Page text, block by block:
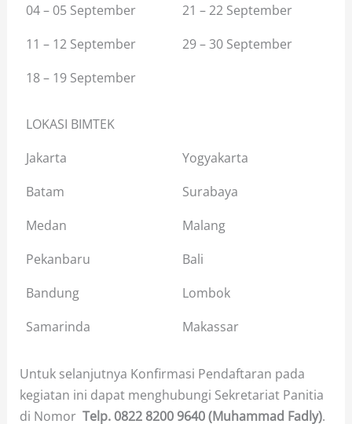
04 – 05 September
21 – 22 September
11 – 12 September
29 – 30 September
18 – 19 September
LOKASI BIMTEK
Jakarta
Yogyakarta
Batam
Surabaya
Medan
Malang
Pekanbaru
Bali
Bandung
Lombok
Samarinda
Makassar
Untuk selanjutnya Konfirmasi Pendaftaran pada
kegiatan ini dapat menghubungi Sekretariat Panitia
di Nomor Telp. 0822 8200 9640 (Muhammad Fadly).